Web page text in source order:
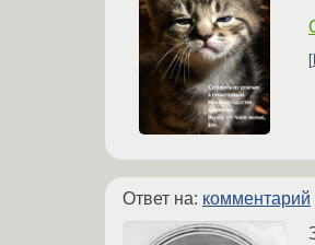
Ответ на: комментарий